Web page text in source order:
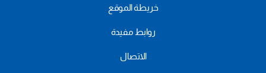
خريطة الموقع
روابط مفيدة
الاتصال